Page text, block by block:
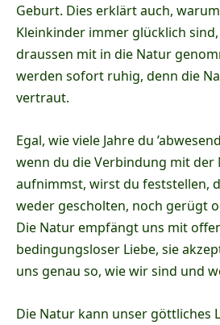
Geburt. Dies erklärt auch,
Kleinkinder immer glücklich
draussen mit in die Natur
werden sofort ruhig, denn die
vertraut.
Egal, wie viele Jahre du
wenn du die Verbindung mit der
aufnimmst, wirst du feststellen,
weder gescholten, noch gerügt
Die Natur empfängt uns mit
bedingungsloser Liebe, sie
uns genau so, wie wir sind und
Die Natur kann unser göttliches